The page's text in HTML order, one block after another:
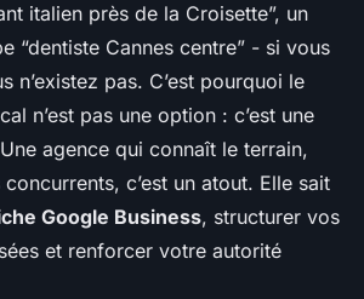
italien près de la Croisette”, un
“dentiste Cannes centre” - si vous
n’existez pas. C’est pourquoi le
n’est pas une option : c’est une
agence qui connaît le terrain,
c’est un atout. Elle sait
Google Business, structurer vos
et renforcer votre autorité